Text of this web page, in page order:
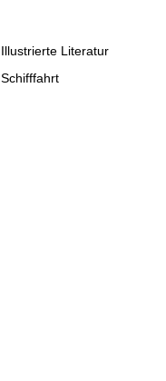
Illustrierte Literatur
Schifffahrt